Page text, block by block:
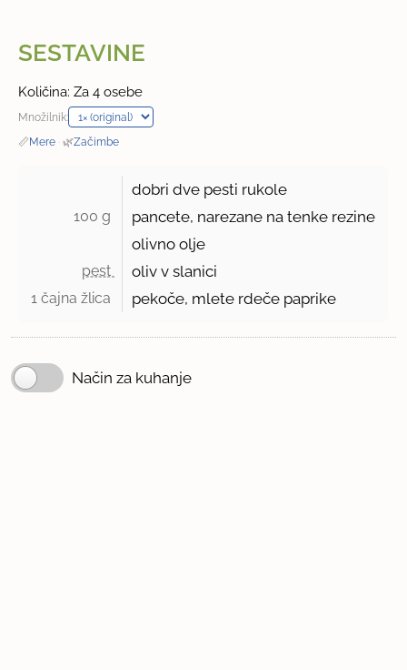
SESTAVINE
Količina: Za 4 osebe
Množilnik:
📏Mere · 🌿Začimbe
dobri dve pesti rukole
100 g
pancete, narezane na tenke rezine
olivno olje
pest oliv v slanici
1 čajna žlica pekoče, mlete rdeče paprike
Način za kuhanje